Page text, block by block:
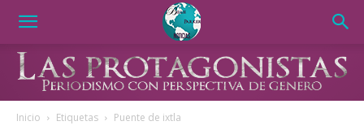
Inicio Etiquetas Puente de ixtla